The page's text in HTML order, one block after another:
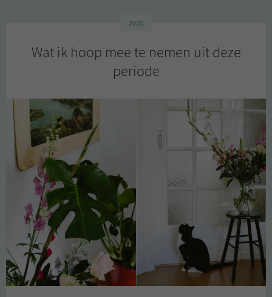
2020
Wat ik hoop mee te nemen uit deze
periode